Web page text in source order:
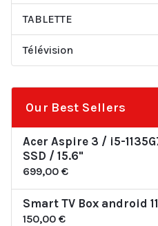
TABLETTE
Télévision
Our Best Sellers
Acer Aspire 3 / i5-
SSD / 15.6"
699,00 €
Smart TV Box android 11
150,00 €